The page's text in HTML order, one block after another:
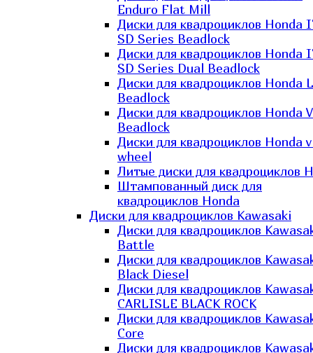
Enduro Flat Mill
Диски для квадроциклов Honda
SD Series Beadlock
Диски для квадроциклов Honda
SD Series Dual Beadlock
Диски для квадроциклов Honda
Beadlock
Диски для квадроциклов Honda
Beadlock
Диски для квадроциклов Honda
wheel
Литые диски для квадроциклов
Штампованный диск для
квадроциклов Honda
Диски для квадроциклов Kawasaki
Диски для квадроциклов
Battle
Диски для квадроциклов
Black Diesel
Диски для квадроциклов
CARLISLE BLACK ROCK
Диски для квадроциклов
Core
Диски для квадроциклов